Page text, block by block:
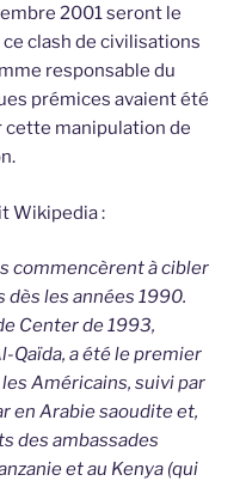
2001 seront le
clash de civilisations
responsable du
prémices avaient été
manipulation de
Wikipedia :
commencèrent à cibler
les années 1990.
Center de 1993,
Qaïda, a été le premier
Américains, suivi par
en Arabie saoudite et,
des ambassades
et au Kenya (qui